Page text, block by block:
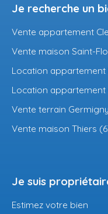
Je recherche un
Vente appartement
Vente maison Saint-
Location appartement
Location appartement
Vente terrain
Vente maison Thiers
Je suis
Estimez votre bien